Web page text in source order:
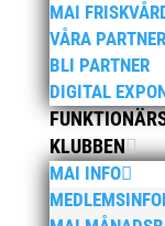
MAI
VÅRA
BLI PARTNER
DIGITAL
KLUBBEN
MAI INFO
september
augusti 2019
juli 2019
juni 2019
maj 2019
april 2019
mars 2019